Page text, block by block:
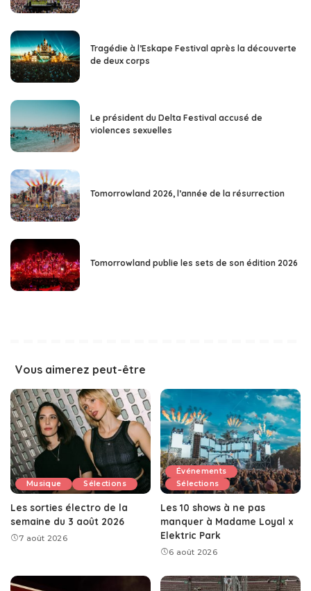
Tragédie à l’Eskape Festival après la découverte
de deux corps
Le président du Delta Festival accusé de
violences sexuelles
Tomorrowland 2026, l’année de la résurrection
Tomorrowland publie les sets de son édition 2026
Vous aimerez peut-être
Musique Sélections
Les sorties électro de la
semaine du 3 août 2026
7 août 2026
Événements
Sélections
Les 10 shows à ne pas
manquer à Madame Loyal x
Elektric Park
6 août 2026